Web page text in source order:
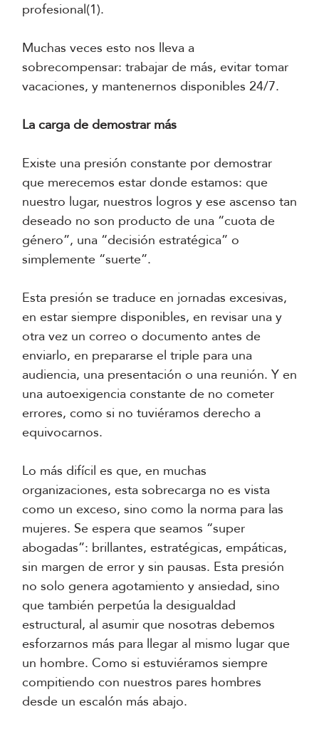
profesional(1).
Muchas veces esto nos lleva a
sobrecompensar: trabajar de más, evitar tomar
vacaciones, y mantenernos disponibles 24/7.
La carga de demostrar más
Existe una presión constante por demostrar
que merecemos estar donde estamos: que
nuestro lugar, nuestros logros y ese ascenso tan
deseado no son producto de una “cuota de
género”, una “decisión estratégica” o
simplemente “suerte”.
Esta presión se traduce en jornadas excesivas,
en estar siempre disponibles, en revisar una y
otra vez un correo o documento antes de
enviarlo, en prepararse el triple para una
audiencia, una presentación o una reunión. Y en
una autoexigencia constante de no cometer
errores, como si no tuviéramos derecho a
equivocarnos.
Lo más difícil es que, en muchas
organizaciones, esta sobrecarga no es vista
como un exceso, sino como la norma para las
mujeres. Se espera que seamos “super
abogadas”: brillantes, estratégicas, empáticas,
sin margen de error y sin pausas. Esta presión
no solo genera agotamiento y ansiedad, sino
que también perpetúa la desigualdad
estructural, al asumir que nosotras debemos
esforzarnos más para llegar al mismo lugar que
un hombre. Como si estuviéramos siempre
compitiendo con nuestros pares hombres
desde un escalón más abajo.